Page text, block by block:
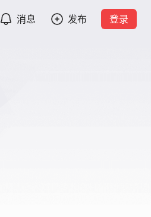
消息 发布 登录